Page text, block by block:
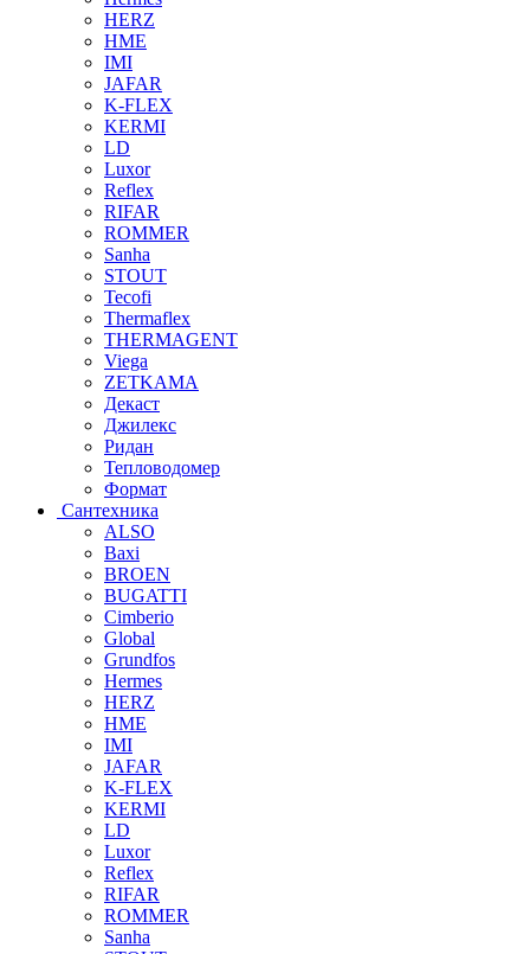
HERZ
HME
IMI
JAFAR
K-FLEX
KERMI
LD
Luxor
Reflex
RIFAR
ROMMER
Sanha
STOUT
Tecofi
Thermaflex
THERMAGENT
Viega
ZETKAMA
Декаст
Джилекс
Ридан
Тепловодомер
Формат
Сантехника
ALSO
Baxi
BROEN
BUGATTI
Cimberio
Global
Grundfos
Hermes
HERZ
HME
IMI
JAFAR
K-FLEX
KERMI
LD
Luxor
Reflex
RIFAR
ROMMER
Sanha